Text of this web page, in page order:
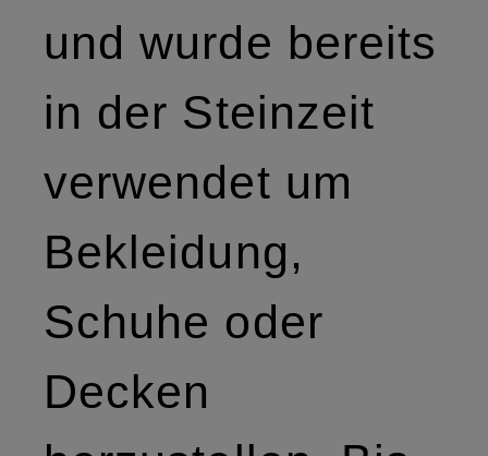
und wurde bereits
in der Steinzeit
verwendet um
Bekleidung,
Schuhe oder
Decken